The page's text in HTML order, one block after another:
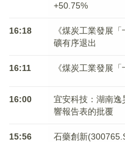
+50.75%
16:18
《煤炭工業發展
礦有序退出
16:11 《煤炭工業發展
16:00
宜安科技：湖南逸
響報告表的批覆
15:56
石藥創新